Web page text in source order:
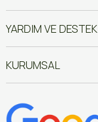
YARDIM VE DESTEK
KURUMSAL